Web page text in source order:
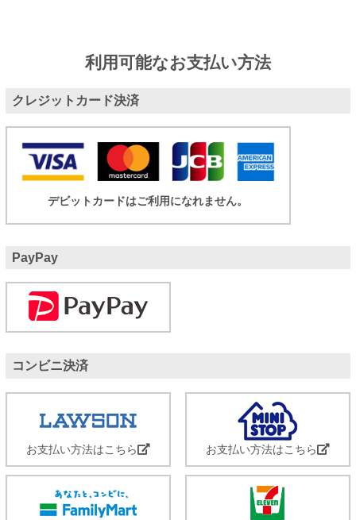
利用可能なお支払い方法
クレジットカード決済
デビットカードはご利用になれません。
PayPay
コンビニ決済
お支払い方法はこちら お支払い方法はこちら